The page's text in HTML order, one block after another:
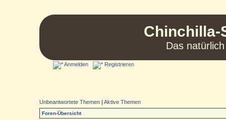
Chinchilla-
Das
Anmelden Registrieren
Unbeantwortete Themen |Aktive Themen
Foren-Übersicht